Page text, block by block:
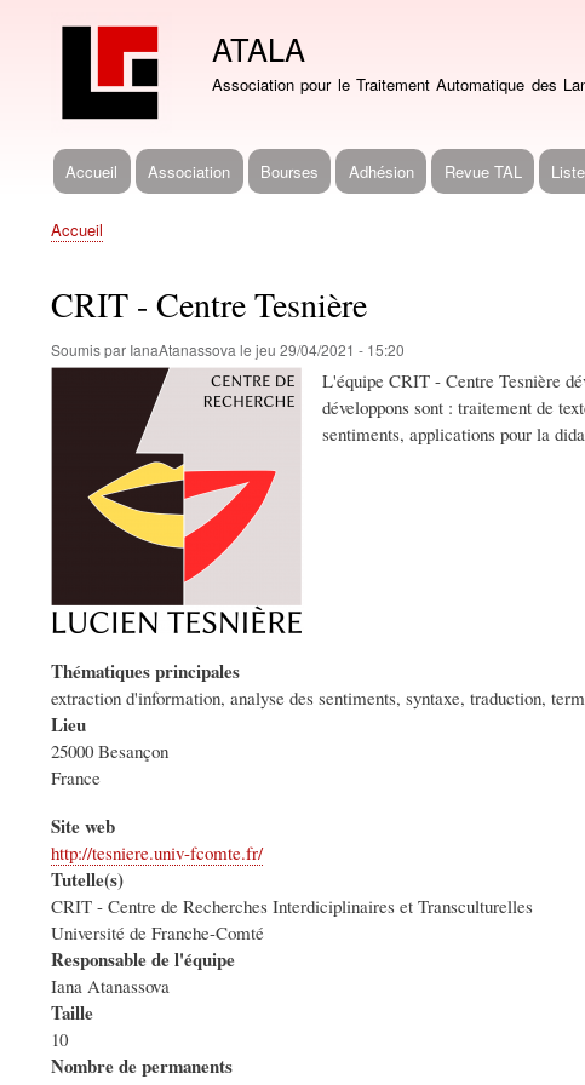
ATALA
Association pour le Traitement Automatique des
Navigation
Accueil Association Bourses Adhésion Revue TAL
Fil
Accueil
CRIT - Centre Tesnière
Soumis par IanaAtanassova le jeu 29/04/2021 - 15:20
L'équipe CRIT - Centre Tesnière
développons sont : traitement de
sentiments, applications pour la
Thématiques principales
extraction d'information, analyse des sentiments, syntaxe, traduction,
Lieu
25000 Besançon
France
Site web
http://tesniere.univ-fcomte.fr/
Tutelle(s)
CRIT - Centre de Recherches Interdiciplinaires et Transculturelles
Université de Franche-Comté
Responsable de l'équipe
Iana Atanassova
Taille
10
Nombre de permanents